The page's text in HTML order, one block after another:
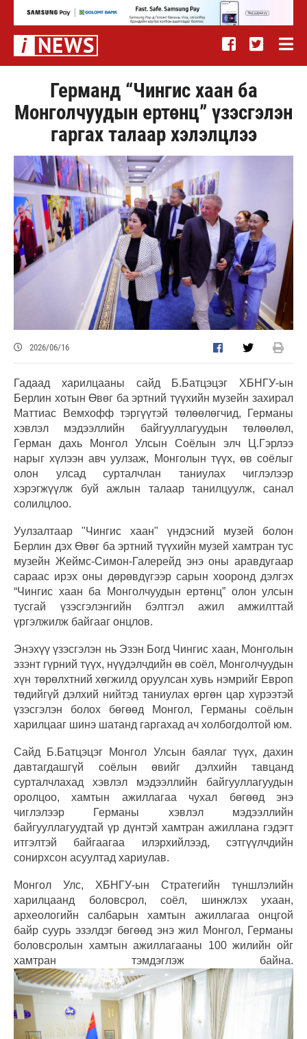
Германд “Чингис хаан ба
Монголчуудын ертөнц” үзэсгэлэн
гаргах талаар хэлэлцлээ
2026/06/16
Гадаад харилцааны сайд Б.Батцэцэг ХБНГУ-ын
Берлин хотын Өвөг ба эртний түүхийн музейн захирал
Маттиас Вемхофф тэргүүтэй төлөөлөгчид, Германы
хэвлэл мэдээллийн байгууллагуудын төлөөлөл,
Герман дахь Монгол Улсын Соёлын элч Ц.Гэрлээ
нарыг хүлээн авч уулзаж, Монголын түүх, өв соёлыг
олон улсад сурталчлан таниулах чиглэлээр
хэрэгжүүлж буй ажлын талаар танилцуулж, санал
солилцлоо.
Уулзалтаар "Чингис хаан" үндэсний музей болон
Берлин дэх Өвөг ба эртний түүхийн музей хамтран тус
музейн Жеймс-Симон-Галерейд энэ оны аравдугаар
сараас ирэх оны дөрөвдүгээр сарын хооронд дэлгэх
“Чингис хаан ба Монголчуудын ертөнц” олон улсын
тусгай үзэсгэлэнгийн бэлтгэл ажил амжилттай
үргэлжилж байгааг онцлов.
Энэхүү үзэсгэлэн нь Эзэн Богд Чингис хаан, Монголын
эзэнт гүрний түүх, нүүдэлчдийн өв соёл, Монголчуудын
хүн төрөлхтний хөгжилд оруулсан хувь нэмрийг Европ
төдийгүй дэлхий нийтэд таниулах өргөн цар хүрээтэй
үзэсгэлэн болох бөгөөд Монгол, Германы соёлын
харилцааг шинэ шатанд гаргахад ач холбогдолтой юм.
Сайд Б.Батцэцэг Монгол Улсын баялаг түүх, дахин
давтагдашгүй соёлын өвийг дэлхийн тавцанд
сурталчлахад хэвлэл мэдээллийн байгууллагуудын
оролцоо, хамтын ажиллагаа чухал бөгөөд энэ
чиглэлээр Германы хэвлэл мэдээллийн
байгууллагуудтай үр дүнтэй хамтран ажиллана гэдэгт
итгэлтэй байгаагаа илэрхийлээд, сэтгүүлчдийн
сонирхсон асуултад хариулав.
Монгол Улс, ХБНГУ-ын Стратегийн түншлэлийн
харилцаанд боловсрол, соёл, шинжлэх ухаан,
археологийн салбарын хамтын ажиллагаа онцгой
байр суурь эзэлдэг бөгөөд энэ жил Монгол, Германы
боловсролын хамтын ажиллагааны 100 жилийн ойг
хамтран тэмдэглэж байна.